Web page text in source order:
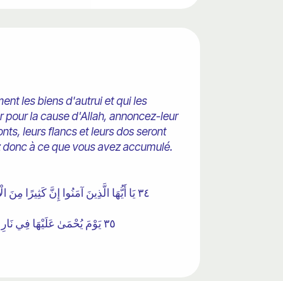
les biens d'autrui et qui les
la cause d'Allah, annoncez-leur
leurs flancs et leurs dos seront
à ce que vous avez accumulé.
٣٤ يَا أَيُّهَا الَّذِينَ آمَنُوا إِنَّ
٣٥ يَوْمَ يُحْمَىٰ عَلَيْهَا فِي نَارِ جَهَنَّمَ فَتُكْوَىٰ بِهَا جِبَاهُهُمْ وَجُنُوبُهُمْ وَظُهُورُهُمْ ۖ هَٰذَا مَا كَنَزْتُمْ لِأَنْفُسِكُمْ فَذُوقُوا مَا كُنْتُمْ تَكْنِزُونَ